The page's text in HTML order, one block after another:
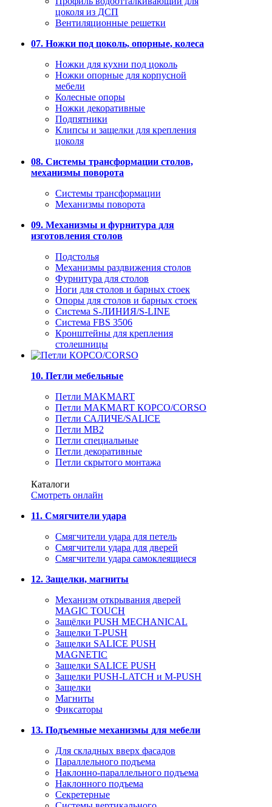
цоколя из ДСП
Вентиляционные решетки
07. Ножки под цоколь, опорные, колеса
Ножки для кухни под цоколь
Ножки опорные для корпусной
мебели
Колесные опоры
Ножки декоративные
Подпятники
Клипсы и защелки для крепления
цоколя
08. Системы трансформации столов,
механизмы поворота
Системы трансформации
Механизмы поворота
09. Механизмы и фурнитура для
изготовления столов
Подстолья
Механизмы раздвижения столов
Фурнитура для столов
Ноги для столов и барных стоек
Опоры для столов и барных стоек
Система S-ЛИНИЯ/S-LINE
Система FBS 3506
Кронштейны для крепления
столешницы
10. Петли мебельные
Петли MAKMART
Петли MAKMART КОРСО/CORSO
Петли САЛИЧЕ/SALICE
Петли MB2
Петли специальные
Петли декоративные
Петли скрытого монтажа
Каталоги
Смотреть онлайн
11. Смягчители удара
Смягчители удара для петель
Смягчители удара для дверей
Cмягчители удара самоклеящиеся
12. Защелки, магниты
Механизм открывания дверей
MAGIC TOUCH
Защёлки PUSH MECHANICAL
Защелки T-PUSH
Защелки SALICE PUSH
MAGNETIC
Защелки SALICE PUSH
Защелки PUSH-LATCH и M-PUSH
Защелки
Магниты
Фиксаторы
13. Подъемные механизмы для мебели
Для складных вверх фасадов
Параллельного подъема
Наклонно-параллельного подъема
Наклонного подъема
Секретерные